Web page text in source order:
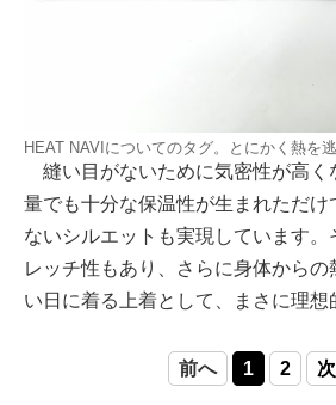
HEAT NAVIについてのタグ。とにかく熱を
縫い目がないために気密性が高く
量でも十分な保温性が生まれただけ
ないシルエットも実現しています。
レッチ性もあり、さらに身体から
い日に着る上着として、まさに理想
前へ 1 2